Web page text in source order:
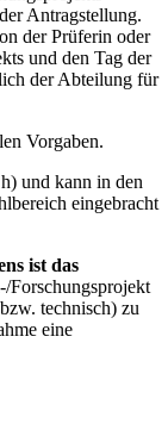
Antragstellung.
der Prüferin oder
und den Tag der
der Abteilung für
Vorgaben.
und kann in den
eingebracht
ist das
Forschungsprojekt
technisch) zu
eine